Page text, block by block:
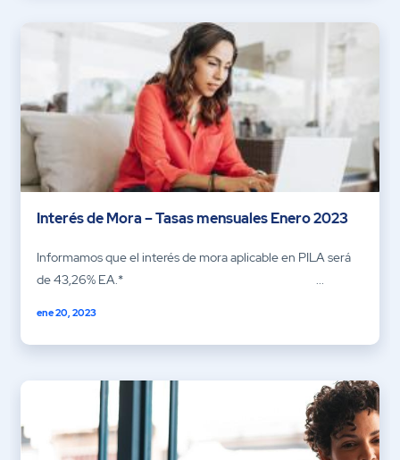
Interés de Mora – Tasas mensuales Enero 2023
Informamos que el interés de mora aplicable en PILA será
de 43,26% EA.* ...
ene 20, 2023